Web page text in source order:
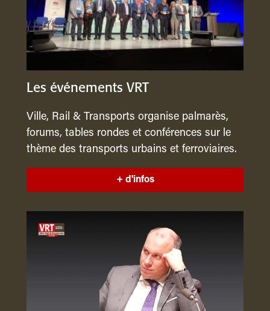
Les événements VRT
Ville, Rail & Transports organise palmarès,
forums, tables rondes et conférences sur le
thème des transports urbains et ferroviaires.
+ d'infos